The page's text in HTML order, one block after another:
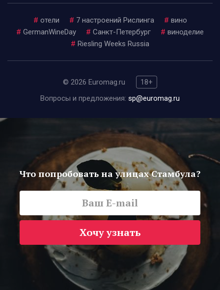
# отели # 7 настроений Рислинга # вино
# GermanWineDay # Санкт-Петербург # виноделие
# Riesling Weeks Russia
© 2026 Euromag.ru
18+
Вопросы и предложения: sp@euromag.ru
Что попробовать на улицах Стамбула?
Хочу узнать